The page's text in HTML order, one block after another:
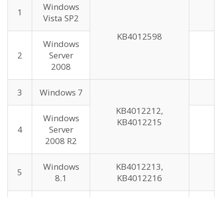
1
Windows
Vista SP2
KB4012598
2
Windows
Server
2008
3
Windows 7
KB4012212,
KB4012215
4
Windows
Server
2008 R2
5
Windows
8.1
KB4012213,
KB4012216